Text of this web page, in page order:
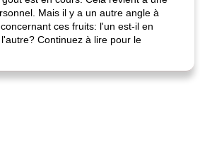
Mais il y a un autre angle à
ces fruits: l'un est-il en
Continuez à lire pour le